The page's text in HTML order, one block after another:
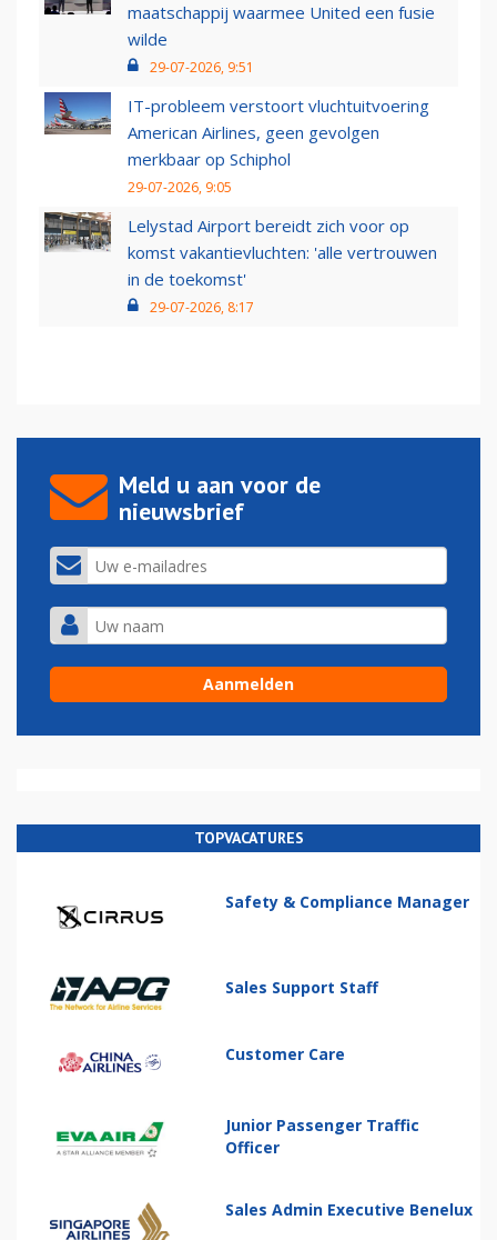
maatschappij waarmee United een fusie
wilde
29-07-2026, 9:51
IT-probleem verstoort vluchtuitvoering
American Airlines, geen gevolgen
merkbaar op Schiphol
29-07-2026, 9:05
Lelystad Airport bereidt zich voor op
komst vakantievluchten: 'alle vertrouwen
in de toekomst'
29-07-2026, 8:17
Meld u aan voor de
nieuwsbrief
TOPVACATURES
Safety & Compliance Manager
Sales Support Staff
Customer Care
Junior Passenger Traffic
Officer
Sales Admin Executive Benelux